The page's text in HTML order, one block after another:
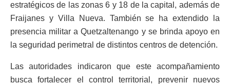
estratégicos de las zonas 6 y 18 de la capital, además de
Fraijanes y Villa Nueva. También se ha extendido la
presencia militar a Quetzaltenango y se brinda apoyo en
la seguridad perimetral de distintos centros de detención.
Las autoridades indicaron que este acompañamiento
busca fortalecer el control territorial, prevenir nuevos